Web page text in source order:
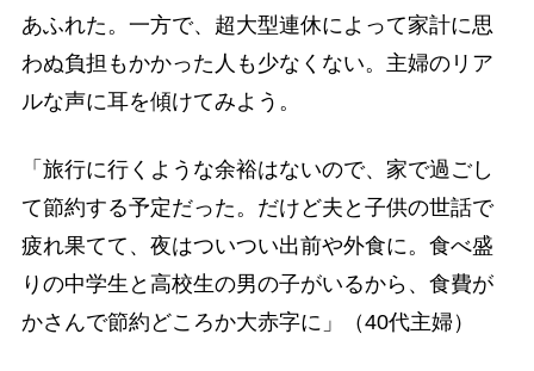
あふれた。一方で、超大型連休によって家計に思
わぬ負担もかかった人も少なくない。主婦のリア
ルな声に耳を傾けてみよう。
「旅行に行くような余裕はないので、家で過ごし
て節約する予定だった。だけど夫と子供の世話で
疲れ果てて、夜はついつい出前や外食に。食べ盛
りの中学生と高校生の男の子がいるから、食費が
かさんで節約どころか大赤字に」（40代主婦）